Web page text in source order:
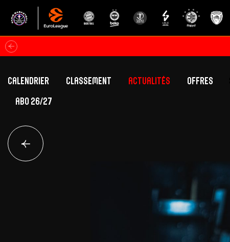
Calendrier
Classement
Classement Betclic Elite
Actualités
Offres
ABO 26/27
Équipe Première
Effectif